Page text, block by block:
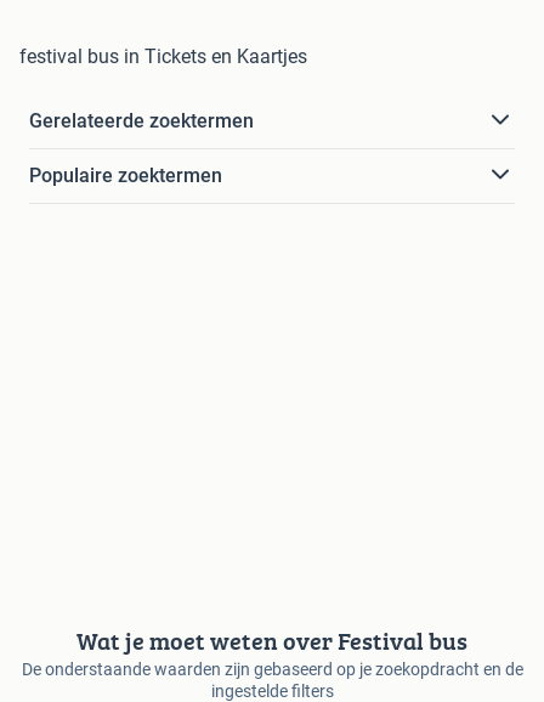
festival bus in Tickets en Kaartjes
Gerelateerde zoektermen
Populaire zoektermen
Wat je moet weten over Festival bus
De onderstaande waarden zijn gebaseerd op je zoekopdracht en de
ingestelde filters